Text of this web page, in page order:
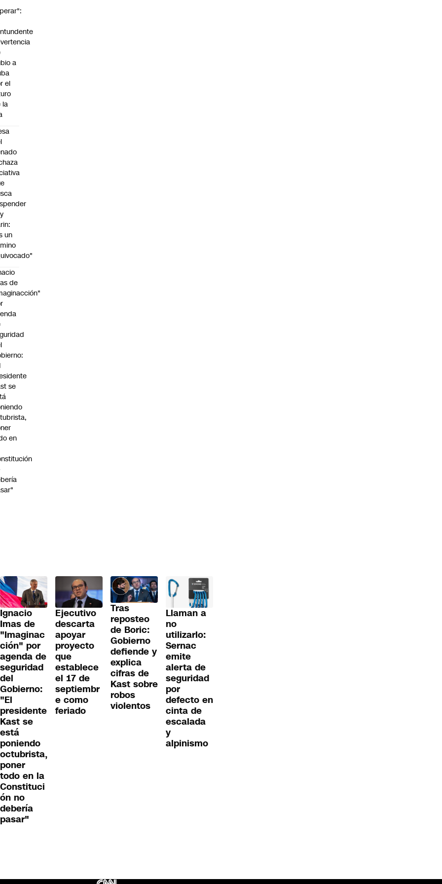
a
el
la
un
de
se
en
Ignacio
Imas de
"Imaginac
ción" por
agenda de
seguridad
del
Gobierno:
"El
presidente
Kast se
está
poniendo
octubrista,
poner
todo en la
Constituci
ón no
debería
pasar"
Ejecutivo
descarta
apoyar
proyecto
que
establece
el 17 de
septiembr
e como
feriado
Tras
reposteo
de Boric:
Gobierno
defiende y
explica
cifras de
Kast sobre
robos
violentos
Llaman a
no
utilizarlo:
Sernac
emite
alerta de
seguridad
por
defecto en
cinta de
escalada
y
alpinismo